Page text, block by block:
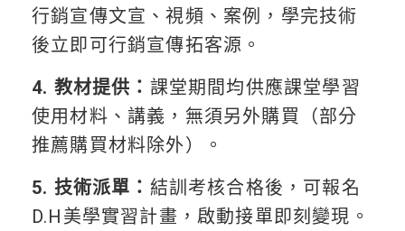
行銷宣傳文宣、視頻、案例，學完技術
後立即可行銷宣傳拓客源。
4. 教材提供： 課堂期間均供應課堂學習
使用材料、講義，無須另外購買（部分
推薦購買材料除外）。
5. 技術派單： 結訓考核合格後，可報名
D.H美學實習計畫，啟動接單即刻變現。